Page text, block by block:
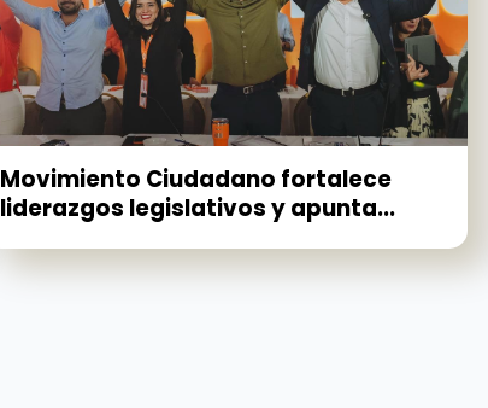
Movimiento Ciudadano fortalece
liderazgos legislativos y apunta...